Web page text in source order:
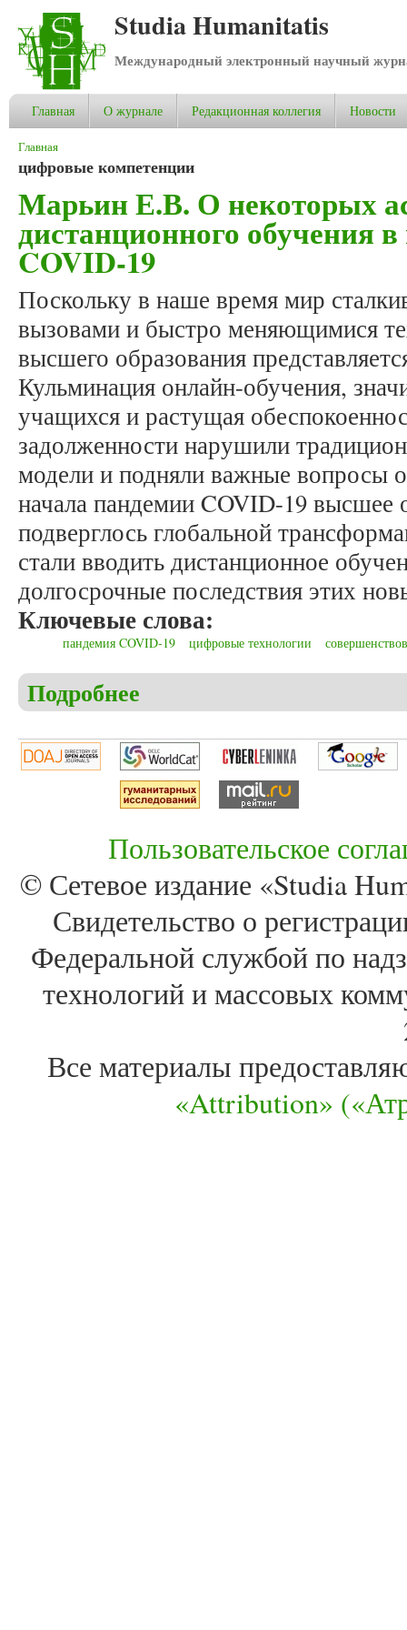
Studia Humanitatis
Международный электронный научный
Главная О журнале Редакционная коллегия Новости
Вы здесь
Главная
цифровые компетенции
Марьин Е.В. О некоторых
дистанционного обучения
COVID-19
Поскольку в наше время мир
вызовами и быстро меняющимися
высшего образования
Кульминация онлайн-обучения,
учащихся и растущая
задолженности нарушили
модели и подняли важные вопросы
начала пандемии COVID-19 высшее
подверглось глобальной
стали вводить дистанционное
долгосрочные последствия этих
Ключевые слова:
пандемия COVID-19 цифровые технологии
Подробнее
Пользовательское
© Сетевое издание «Studia
Свидетельство о
Федеральной службой по
технологий и массовых
Все материалы
«Attribution»